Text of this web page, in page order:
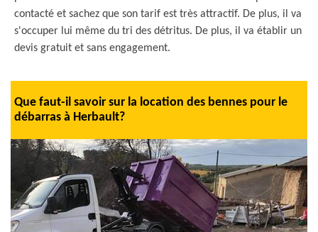
contacté et sachez que son tarif est très attractif. De plus, il va
s'occuper lui même du tri des détritus. De plus, il va établir un
devis gratuit et sans engagement.
Que faut-il savoir sur la location des bennes pour le
débarras à Herbault?